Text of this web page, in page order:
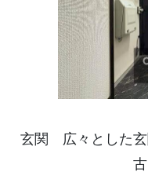
玄関 広々とした